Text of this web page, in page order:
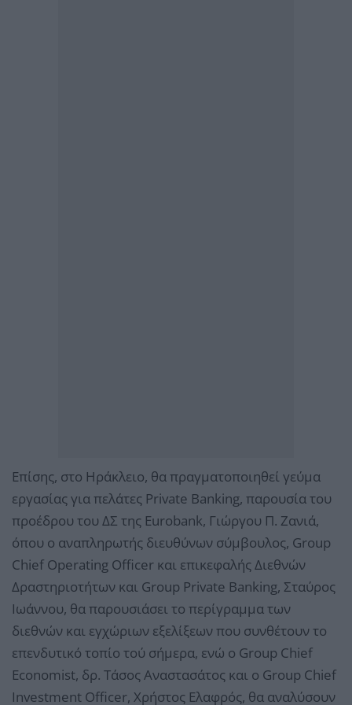
Επίσης, στο Ηράκλειο, θα πραγματοποιηθεί γεύμα
εργασίας για πελάτες Private Banking, παρουσία του
προέδρου του ΔΣ της Eurobank, Γιώργου Π. Ζανιά,
όπου ο αναπληρωτής διευθύνων σύμβουλος, Group
Chief Οperating Οfficer και επικεφαλής Διεθνών
Δραστηριοτήτων και Group Private Banking, Σταύρος
Ιωάννου, θα παρουσιάσει το περίγραμμα των
διεθνών και εγχώριων εξελίξεων που συνθέτουν το
επενδυτικό τοπίο τού σήμερα, ενώ ο Group Chief
Economist, δρ. Τάσος Αναστασάτος και ο Group Chief
Investment Officer, Χρήστος Ελαφρός, θα αναλύσουν